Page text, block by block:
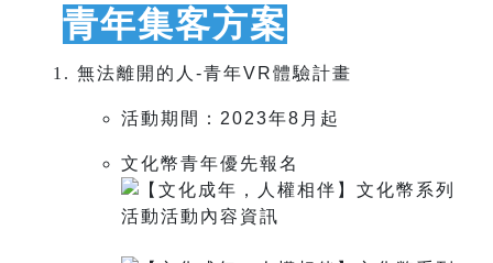
青年集客方案
無法離開的人-青年VR體驗計畫
活動期間：2023年8月起
文化幣青年優先報名